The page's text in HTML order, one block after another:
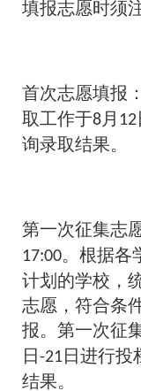
填报志愿时须
首次志愿填报
取工作于8 月 12
询录取结果。
第一次征集志
17:00。根据各
计划的学校，
志愿，符合条
报。第一次征
日 -21 日进行投
结果。